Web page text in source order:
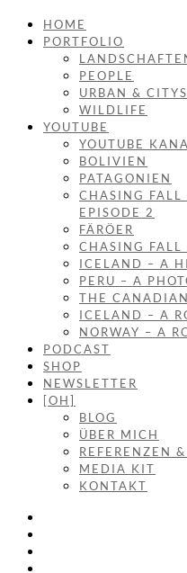
HOME
PORTFOLIO
PEOPLE
URBAN &
WILDLIFE
YOUTUBE
YOUTUBE
BOLIVIEN
PATAGONIEN
CHASING FALL
EPISODE 2
FÄRÖER
CHASING FALL
ICELAND – A
PERU – A
THE
ICELAND – A
NORWAY – A
PODCAST
SHOP
NEWSLETTER
[OH]
BLOG
ÜBER MICH
REFERENZEN
MEDIA KIT
KONTAKT